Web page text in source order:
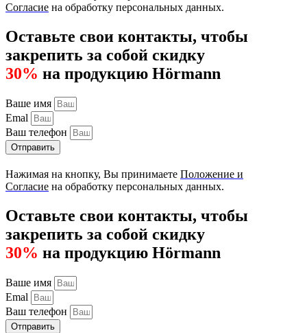
Согласие на обработку персональных данных.
Оставьте свои контакты, чтобы
закрепить за собой скидку
30% на продукцию Hörmann
Ваше имя
Emal
Ваш телефон
Отправить
Нажимая на кнопку, Вы принимаете Положение и
Согласие на обработку персональных данных.
Оставьте свои контакты, чтобы
закрепить за собой скидку
30% на продукцию Hörmann
Ваше имя
Emal
Ваш телефон
Отправить